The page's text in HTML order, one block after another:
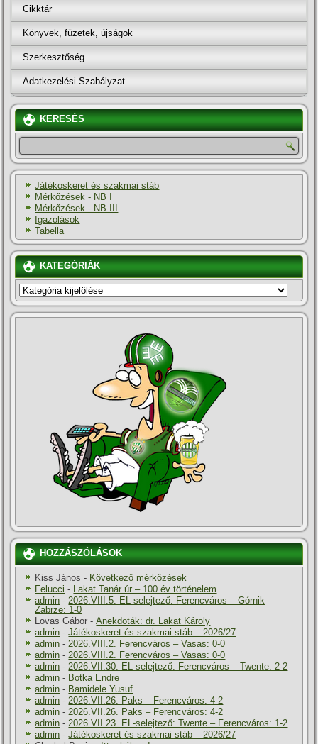
Cikktár
Könyvek, füzetek, újságok
Szerkesztőség
Adatkezelési Szabályzat
KERESÉS
Játékoskeret és szakmai stáb
Mérkőzések - NB I
Mérkőzések - NB III
Igazolások
Tabella
KATEGÓRIÁK
KATEGÓRIÁK
HOZZÁSZÓLÁSOK
Kiss János - Következő mérkőzések
Felucci - Lakat Tanár úr – 100 év történelem
admin -2026.VIII.5. EL-selejtező: Ferencváros – Górnik
Zabrze: 1-0
Lovas Gábor -Anekdoták: dr. Lakat Károly
admin -Játékoskeret és szakmai stáb – 2026/27
admin -2026.VIII.2. Ferencváros – Vasas: 0-0
admin -2026.VIII.2. Ferencváros – Vasas: 0-0
admin -2026.VII.30. EL-selejtező: Ferencváros – Twente: 2-2
admin - Botka Endre
admin - Bamidele Yusuf
admin -2026.VII.26. Paks – Ferencváros: 4-2
admin -2026.VII.26. Paks – Ferencváros: 4-2
admin -2026.VII.23. EL-selejtező: Twente – Ferencváros: 1-2
admin -Játékoskeret és szakmai stáb – 2026/27